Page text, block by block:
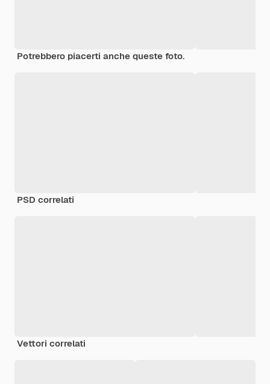
Potrebbero piacerti anche queste foto.
PSD correlati
Vettori correlati